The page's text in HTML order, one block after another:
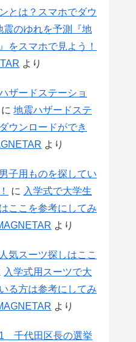
とは？スマホでダウ
震のゆれを予測『地
をスマホで見よう！
より
ザードステーショ
に 地震ハザードステ
ウンロードができ
より
子用ものを探してい
に 入学式で大学生
ここを参考にしてみ
より
気スーツ探しはここ
入学式用スーツで大
る方は参考にしてみ
より
千代田区長の選挙